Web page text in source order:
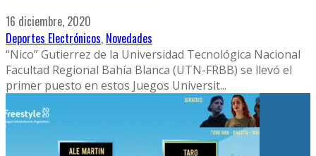
16 diciembre, 2020
Deportes Electrónicos, Novedades
“Nico” Gutierrez de la Universidad Tecnológica Nacional
Facultad Regional Bahía Blanca (UTN-FRBB) se llevó el
primer puesto en estos Juegos Universit...